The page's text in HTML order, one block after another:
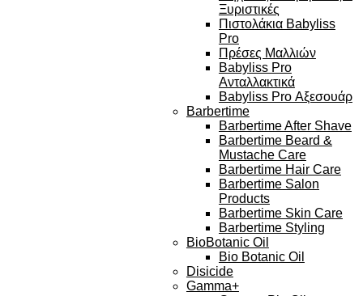
Ξυριστικές
Πιστολάκια Babyliss
Pro
Πρέσες Μαλλιών
Babyliss Pro
Ανταλλακτικά
Babyliss Pro Αξεσουάρ
Barbertime
Barbertime After Shave
Barbertime Beard &
Mustache Care
Barbertime Hair Care
Barbertime Salon
Products
Barbertime Skin Care
Barbertime Styling
BioBotanic Oil
Bio Botanic Oil
Disicide
Gamma+